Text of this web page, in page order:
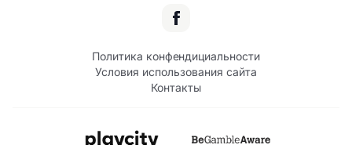
Политика конфендициальности
Условия использования сайта
Контакты